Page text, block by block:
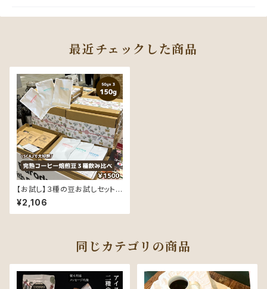
最近チェックした商品
【お試し】３種の豆お試しセット
（同じ豆で、精製と焙煎でこんな
に変わる！！）各50ｇ
¥2,106
同じカテゴリの商品